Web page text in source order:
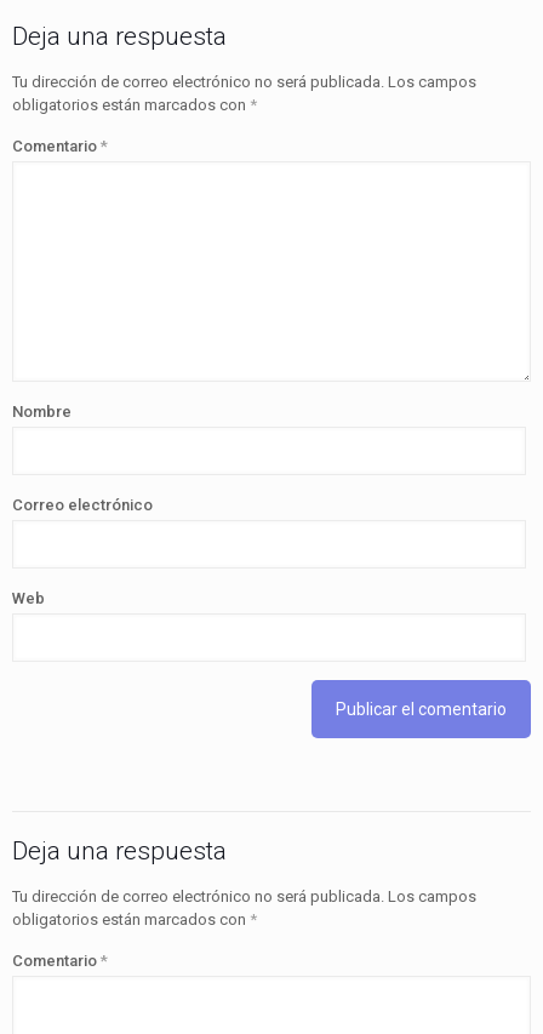
Deja una respuesta
Tu dirección de correo electrónico no será publicada. Los campos
obligatorios están marcados con *
Comentario *
Nombre
Correo electrónico
Web
Deja una respuesta
Tu dirección de correo electrónico no será publicada. Los campos
obligatorios están marcados con *
Comentario *